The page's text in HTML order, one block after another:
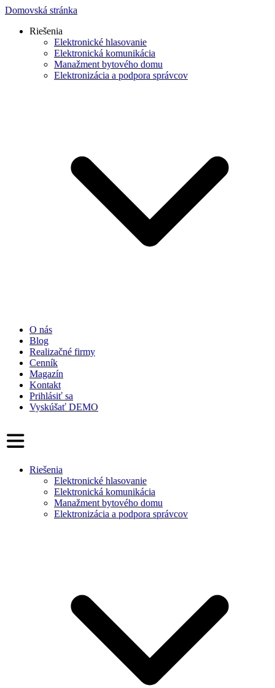
Domovská stránka
Riešenia
Elektronické hlasovanie
Elektronická komunikácia
Manažment bytového domu
Elektronizácia a podpora správcov
O nás
Blog
Realizačné firmy
Cenník
Magazín
Kontakt
Prihlásiť sa
Vyskúšať DEMO
Riešenia
Elektronické hlasovanie
Elektronická komunikácia
Manažment bytového domu
Elektronizácia a podpora správcov